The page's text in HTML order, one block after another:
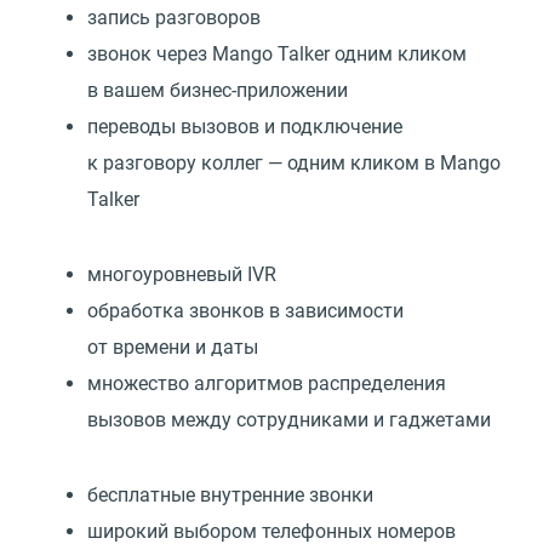
запись разговоров
звонок через Mango Talker одним кликом
в вашем бизнес-приложении
переводы вызовов и подключение
к разговору коллег — одним кликом в Mango
Talker
многоуровневый IVR
обработка звонков в зависимости
от времени и даты
множество алгоритмов распределения
вызовов между сотрудниками и гаджетами
бесплатные внутренние звонки
широкий выбором телефонных номеров